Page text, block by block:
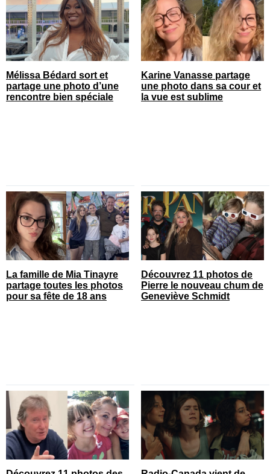
Mélissa Bédard sort et
partage une photo d’une
rencontre bien spéciale
Karine Vanasse partage
une photo dans sa cour et
la vue est sublime
La famille de Mia Tinayre
partage toutes les photos
pour sa fête de 18 ans
Découvrez 11 photos de
Pierre le nouveau chum de
Geneviève Schmidt